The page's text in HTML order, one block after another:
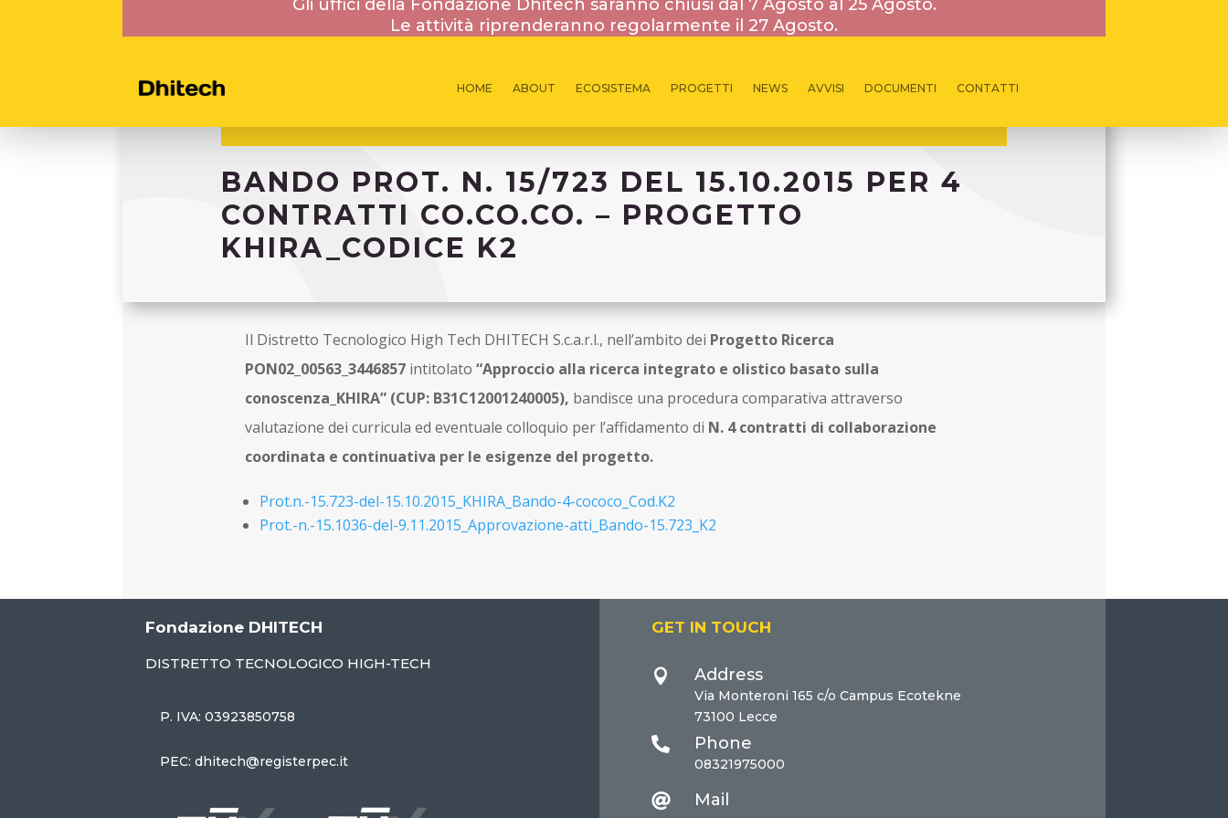
Gli uffici della Fondazione Dhitech saranno chiusi dal 7 Agosto al 25 Agosto.
Le attività riprenderanno regolarmente il 27 Agosto.
HOME ABOUT ECOSISTEMA PROGETTI NEWS AVVISI DOCUMENTI CONTATTI
BANDO PROT. N. 15/723 DEL 15.10.2015 PER 4
CONTRATTI CO.CO.CO. – PROGETTO
KHIRA_CODICE K2
Il Distretto Tecnologico High Tech DHITECH S.c.a.r.l., nell’ambito dei Progetto Ricerca
PON02_00563_3446857intitolato “Approccio alla ricerca integrato e olistico basato sulla
conoscenza_KHIRA” (CUP: B31C12001240005), bandisce una procedura comparativa attraverso
valutazione dei curricula ed eventuale colloquio per l’affidamento di N. 4 contratti di collaborazione
coordinata e continuativa per le esigenze del progetto.
Prot.n.-15.723-del-15.10.2015_KHIRA_Bando-4-cococo_Cod.K2
Prot.-n.-15.1036-del-9.11.2015_Approvazione-atti_Bando-15.723_K2
Fondazione DHITECH
DISTRETTO TECNOLOGICO HIGH-TECH
P. IVA: 03923850758
PEC: dhitech@registerpec.it
GET IN TOUCH
 Address
Via Monteroni 165 c/o Campus Ecotekne
73100 Lecce
 Phone
08321975000
 Mail